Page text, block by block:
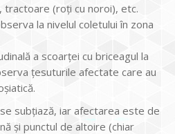
tractoare (roți cu noroi), etc.
la nivelul coletului în zona
a scoarței cu briceagul la
țesuturile afectate care au
subțiază, iar afectarea este de
și punctul de altoire (chiar